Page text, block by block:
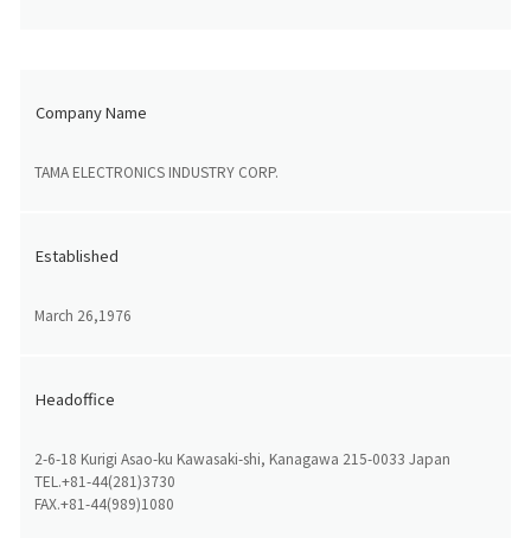
Company Name
TAMA ELECTRONICS INDUSTRY CORP.
Established
March 26,1976
Headoffice
2-6-18 Kurigi Asao-ku Kawasaki-shi, Kanagawa 215-0033 Japan
TEL.+81-44(281)3730
FAX.+81-44(989)1080